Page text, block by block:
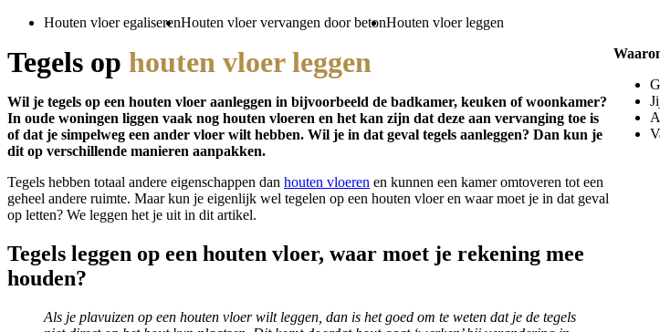
Houten vloer egaliserenHouten vloer vervangen door betonHouten vloer leggen
Tegels op houten vloer leggen
Wil je tegels op een houten vloer aanleggen in bijvoorbeeld de badkamer, keuken of woonkamer?
In oude woningen liggen vaak nog houten vloeren en het kan zijn dat deze aan vervanging toe is
of dat je simpelweg een ander vloer wilt hebben. Wil je in dat geval tegels aanleggen? Dan kun je
dit op verschillende manieren aanpakken.
Tegels hebben totaal andere eigenschappen dan houten vloeren en kunnen een kamer omtoveren tot een
geheel andere ruimte. Maar kun je eigenlijk wel tegelen op een houten vloer en waar moet je in dat geval
op letten? We leggen het je uit in dit artikel.
Tegels leggen op een houten vloer, waar moet je rekening mee
houden?
Als je plavuizen op een houten vloer wilt leggen, dan is het goed om te weten dat je de tegels